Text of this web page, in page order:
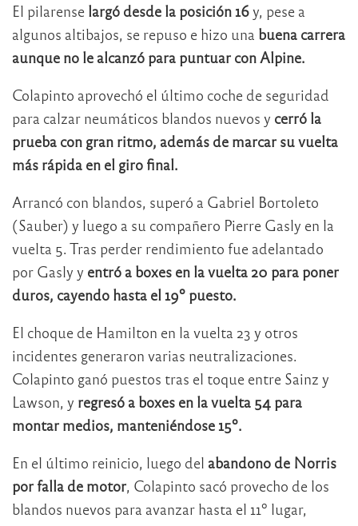
El pilarense largó desde la posición 16y, pese a
algunos altibajos, se repuso e hizo una buena carrera
aunque no le alcanzó para puntuar con Alpine.
Colapinto aprovechó el último coche de seguridad
para calzar neumáticos blandos nuevos y cerró la
prueba con gran ritmo, además de marcar su vuelta
más rápida en el giro final.
Arrancó con blandos, superó a Gabriel Bortoleto
(Sauber) y luego a su compañero Pierre Gasly en la
vuelta 5. Tras perder rendimiento fue adelantado
por Gasly y entró a boxes en la vuelta 20 para poner
duros, cayendo hasta el 19º puesto.
El choque de Hamilton en la vuelta 23 y otros
incidentes generaron varias neutralizaciones.
Colapinto ganó puestos tras el toque entre Sainz y
Lawson, y regresó a boxes en la vuelta 54 para
montar medios, manteniéndose 15º.
En el último reinicio, luego del abandono de Norris
por falla de motor, Colapinto sacó provecho de los
blandos nuevos para avanzar hasta el 11º lugar,